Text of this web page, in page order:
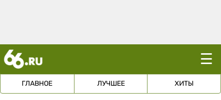
☰
ГЛАВНОЕ ЛУЧШЕЕ ХИТЫ